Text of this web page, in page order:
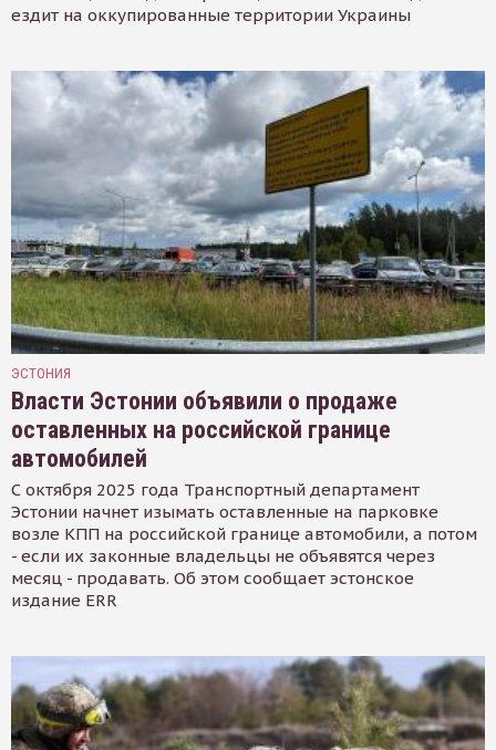
ездит на оккупированные территории Украины
ЭСТОНИЯ
Власти Эстонии объявили о продаже
оставленных на российской границе
автомобилей
С октября 2025 года Транспортный департамент
Эстонии начнет изымать оставленные на парковке
возле КПП на российской границе автомобили, а потом
- если их законные владельцы не объявятся через
месяц - продавать. Об этом сообщает эстонское
издание ERR